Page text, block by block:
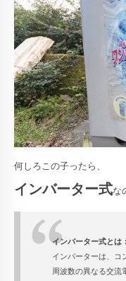
何しろこの子ったら、
インバーター式な
インバーター式とは：
インバーターは、コ
周波数の異なる交流